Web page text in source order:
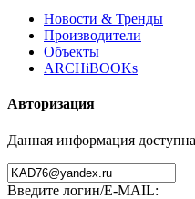
Новости & Тренды
Производители
Объекты
ARCHiBOOKs
Авторизация
Данная информация
Введите логин/E-MAIL: